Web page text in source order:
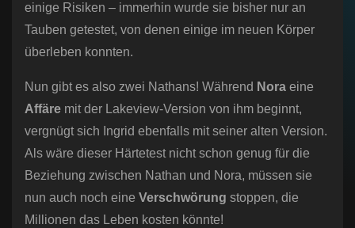
einige Risiken – immerhin wurde sie bisher nur an
Tauben getestet, von denen einige im neuen Körper
überleben konnten.
Nun gibt es also zwei Nathans! Während Nora eine
Affäre mit der Lakeview-Version von ihm beginnt,
vergnügt sich Ingrid ebenfalls mit seiner alten Version.
Als wäre dieser Härtetest nicht schon genug für die
Beziehung zwischen Nathan und Nora, müssen sie
nun auch noch eine Verschwörung stoppen, die
Millionen das Leben kosten könnte!